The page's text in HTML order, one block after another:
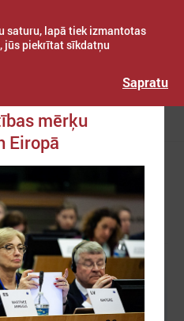
saturu, lapā tiek izmantotas
jūs piekrītat sīkdatņu
Sapratu
mērķu
Eiropā